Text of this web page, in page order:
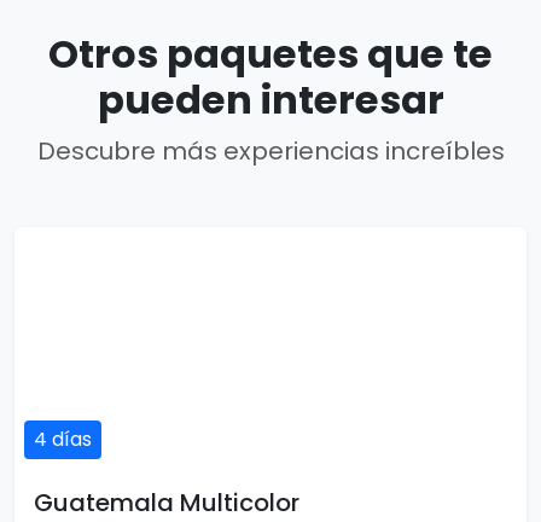
Otros paquetes que te
pueden interesar
Descubre más experiencias increíbles
4 días
Guatemala Multicolor